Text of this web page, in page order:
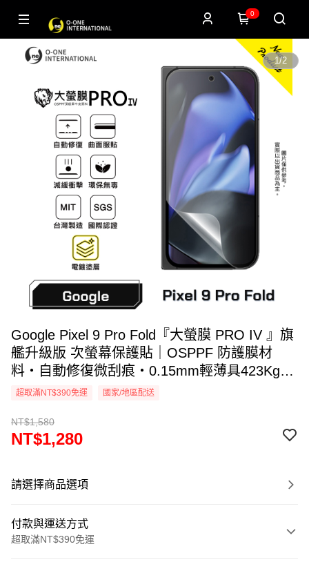
0
1/2
Google Pixel 9 Pro Fold『大螢膜 PRO IV 』旗
艦升級版 次螢幕保護貼｜OSPPF 防護膜材
料・自動修復微刮痕・0.15mm輕薄具423Kg抗
擊力・透氣散熱｜全新膜面鍍層裸機觸感. DIY
超取滿NT$390免運 國家/地區配送
NT$1,580
NT$1,280
請選擇商品選項
付款與運送方式
超取滿NT$390免運